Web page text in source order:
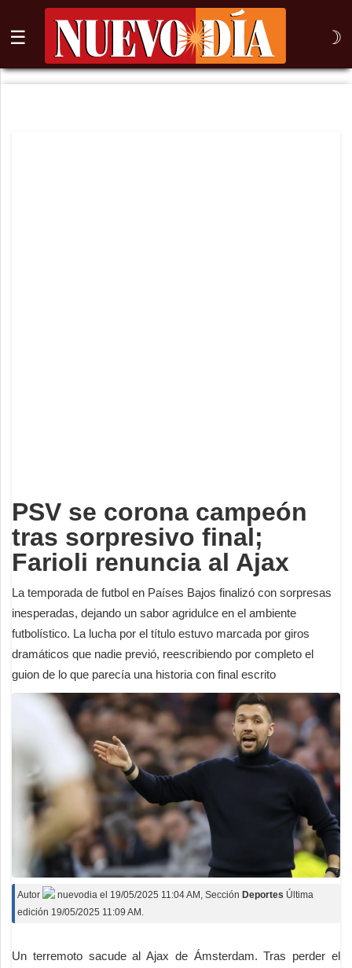
☰ ☽
⌕
PSV se corona campeón
tras sorpresivo final;
Farioli renuncia al Ajax
La temporada de futbol en Países Bajos finalizó con sorpresas
inesperadas, dejando un sabor agridulce en el ambiente
futbolístico. La lucha por el título estuvo marcada por giros
dramáticos que nadie previó, reescribiendo por completo el
guion de lo que parecía una historia con final escrito
Autor nuevodia el 19/05/2025 11:04 AM , Sección Deportes Última
edición 19/05/2025 11:09 AM.
Un terremoto sacude al Ajax de Ámsterdam. Tras perder el